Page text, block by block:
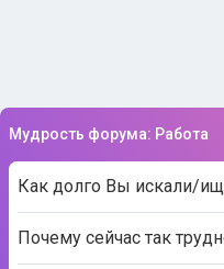
Мудрость форума: Работа
Как долго Вы искали/
Почему сейчас так